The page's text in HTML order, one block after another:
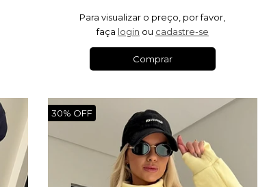
Para visualizar o preço, por favor,
faça login ou cadastre-se
Comprar
30% OFF